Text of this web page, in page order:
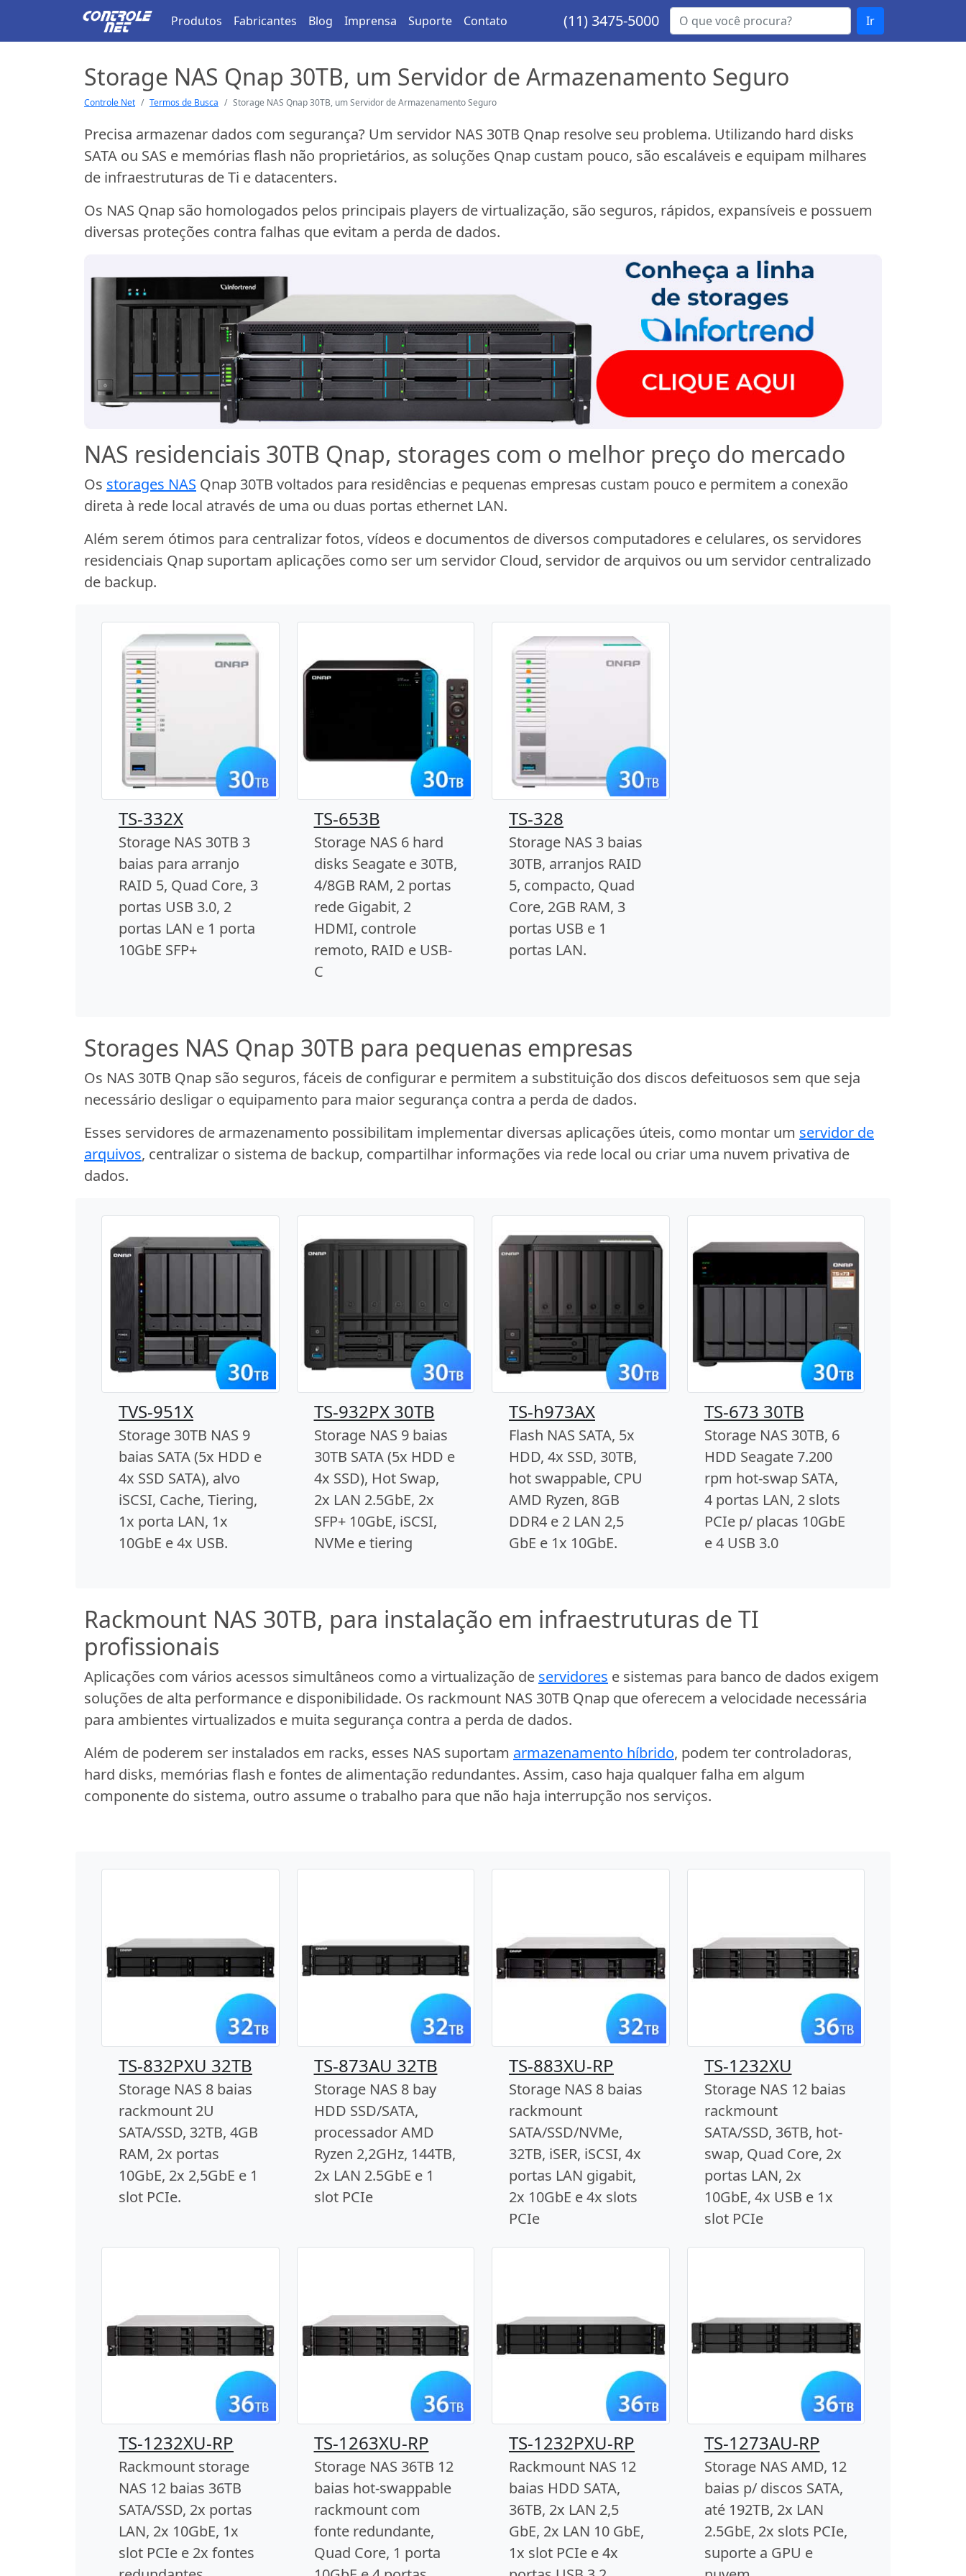
Produtos Fabricantes Blog Imprensa Suporte Contato (11) 3475-5000 Ir
Storage NAS Qnap 30TB, um Servidor de Armazenamento Seguro
Controle Net Termos de Busca Storage NAS Qnap 30TB, um Servidor de Armazenamento Seguro
Precisa armazenar dados com segurança? Um servidor NAS 30TB Qnap resolve seu problema. Utilizando hard disks
SATA ou SAS e memórias flash não proprietários, as soluções Qnap custam pouco, são escaláveis e equipam milhares
de infraestruturas de Ti e datacenters.
Os NAS Qnap são homologados pelos principais players de virtualização, são seguros, rápidos, expansíveis e possuem
diversas proteções contra falhas que evitam a perda de dados.
NAS residenciais 30TB Qnap, storages com o melhor preço do mercado
Os storages NAS Qnap 30TB voltados para residências e pequenas empresas custam pouco e permitem a conexão
direta à rede local através de uma ou duas portas ethernet LAN.
Além serem ótimos para centralizar fotos, vídeos e documentos de diversos computadores e celulares, os servidores
residenciais Qnap suportam aplicações como ser um servidor Cloud, servidor de arquivos ou um servidor centralizado
de backup.
TS-332X
Storage NAS 30TB 3
baias para arranjo
RAID 5, Quad Core, 3
portas USB 3.0, 2
portas LAN e 1 porta
10GbE SFP+
TS-653B
Storage NAS 6 hard
disks Seagate e 30TB,
4/8GB RAM, 2 portas
rede Gigabit, 2
HDMI, controle
remoto, RAID e USB-
C
TS-328
Storage NAS 3 baias
30TB, arranjos RAID
5, compacto, Quad
Core, 2GB RAM, 3
portas USB e 1
portas LAN.
Storages NAS Qnap 30TB para pequenas empresas
Os NAS 30TB Qnap são seguros, fáceis de configurar e permitem a substituição dos discos defeituosos sem que seja
necessário desligar o equipamento para maior segurança contra a perda de dados.
Esses servidores de armazenamento possibilitam implementar diversas aplicações úteis, como montar um servidor de
arquivos, centralizar o sistema de backup, compartilhar informações via rede local ou criar uma nuvem privativa de
dados.
TVS-951X
Storage 30TB NAS 9
baias SATA (5x HDD e
4x SSD SATA), alvo
iSCSI, Cache, Tiering,
1x porta LAN, 1x
10GbE e 4x USB.
TS-932PX 30TB
Storage NAS 9 baias
30TB SATA (5x HDD e
4x SSD), Hot Swap,
2x LAN 2.5GbE, 2x
SFP+ 10GbE, iSCSI,
NVMe e tiering
TS-h973AX
Flash NAS SATA, 5x
HDD, 4x SSD, 30TB,
hot swappable, CPU
AMD Ryzen, 8GB
DDR4 e 2 LAN 2,5
GbE e 1x 10GbE.
TS-673 30TB
Storage NAS 30TB, 6
HDD Seagate 7.200
rpm hot-swap SATA,
4 portas LAN, 2 slots
PCIe p/ placas 10GbE
e 4 USB 3.0
Rackmount NAS 30TB, para instalação em infraestruturas de TI
profissionais
Aplicações com vários acessos simultâneos como a virtualização de servidores e sistemas para banco de dados exigem
soluções de alta performance e disponibilidade. Os rackmount NAS 30TB Qnap que oferecem a velocidade necessária
para ambientes virtualizados e muita segurança contra a perda de dados.
Além de poderem ser instalados em racks, esses NAS suportam armazenamento híbrido, podem ter controladoras,
hard disks, memórias flash e fontes de alimentação redundantes. Assim, caso haja qualquer falha em algum
componente do sistema, outro assume o trabalho para que não haja interrupção nos serviços.
TS-832PXU 32TB
Storage NAS 8 baias
rackmount 2U
SATA/SSD, 32TB, 4GB
RAM, 2x portas
10GbE, 2x 2,5GbE e 1
slot PCIe.
TS-873AU 32TB
Storage NAS 8 bay
HDD SSD/SATA,
processador AMD
Ryzen 2,2GHz, 144TB,
2x LAN 2.5GbE e 1
slot PCIe
TS-883XU-RP
Storage NAS 8 baias
rackmount
SATA/SSD/NVMe,
32TB, iSER, iSCSI, 4x
portas LAN gigabit,
2x 10GbE e 4x slots
PCIe
TS-1232XU
Storage NAS 12 baias
rackmount
SATA/SSD, 36TB, hot-
swap, Quad Core, 2x
portas LAN, 2x
10GbE, 4x USB e 1x
slot PCIe
TS-1232XU-RP
Rackmount storage
NAS 12 baias 36TB
SATA/SSD, 2x portas
LAN, 2x 10GbE, 1x
slot PCIe e 2x fontes
TS-1263XU-RP
Storage NAS 36TB 12
baias hot-swappable
rackmount com
fonte redundante,
Quad Core, 1 porta
TS-1232PXU-RP
Rackmount NAS 12
baias HDD SATA,
36TB, 2x LAN 2,5
GbE, 2x LAN 10 GbE,
1x slot PCIe e 4x
TS-1273AU-RP
Storage NAS AMD, 12
baias p/ discos SATA,
até 192TB, 2x LAN
2.5GbE, 2x slots PCIe,
suporte a GPU e